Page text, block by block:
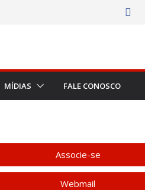
MÍDIAS FALE CONOSCO
Associe-se
Webmail